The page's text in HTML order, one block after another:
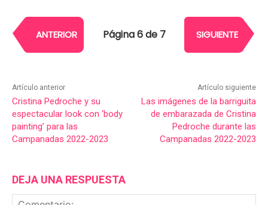
ANTERIOR Página 6 de 7 SIGUIENTE
Artículo anterior
Cristina Pedroche y su
espectacular look con ‘body
painting’ para las
Campanadas 2022-2023
Artículo siguiente
Las imágenes de la barriguita
de embarazada de Cristina
Pedroche durante las
Campanadas 2022-2023
DEJA UNA RESPUESTA